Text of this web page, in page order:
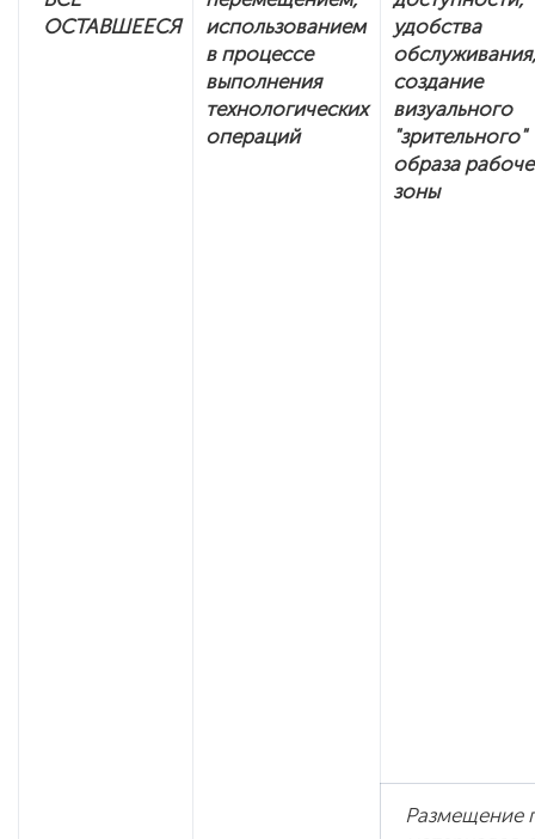
ОСТАВШЕЕСЯ
использованием
в процессе
выполнения
технологических
операций
удобства
обслуживания,
создание
визуального
"зрительного"
образа
зоны
Размещение